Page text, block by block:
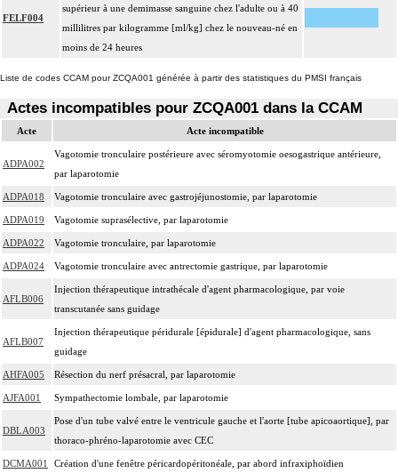
FELF004
supérieur à une demimasse sanguine chez l'adulte ou à 40
millilitres par kilogramme [ml/kg] chez le nouveau-né en
moins de 24 heures
Liste de codes CCAM pour ZCQA001 générée à partir des statistiques du PMSI français
Actes incompatibles pour ZCQA001 dans la CCAM
Acte Acte incompatible
ADPA002
Vagotomie tronculaire postérieure avec séromyotomie oesogastrique antérieure,
par laparotomie
ADPA018 Vagotomie tronculaire avec gastrojéjunostomie, par laparotomie
ADPA019 Vagotomie suprasélective, par laparotomie
ADPA022 Vagotomie tronculaire, par laparotomie
ADPA024 Vagotomie tronculaire avec antrectomie gastrique, par laparotomie
AFLB006
Injection thérapeutique intrathécale d'agent pharmacologique, par voie
transcutanée sans guidage
AFLB007
Injection thérapeutique péridurale [épidurale] d'agent pharmacologique, sans
guidage
AHFA005 Résection du nerf présacral, par laparotomie
AJFA001 Sympathectomie lombale, par laparotomie
DBLA003
Pose d'un tube valvé entre le ventricule gauche et l'aorte [tube apicoaortique], par
thoraco-phréno-laparotomie avec CEC
DCMA001 Création d'une fenêtre péricardopéritonéale, par abord infraxiphoïdien